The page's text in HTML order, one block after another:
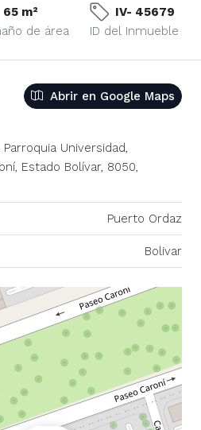
65 m²
de área
IV- 45679
ID del Inmueble
Abrir en Google Maps
Parroquia Universidad,
Estado Bolívar, 8050,
Puerto Ordaz
Bolivar